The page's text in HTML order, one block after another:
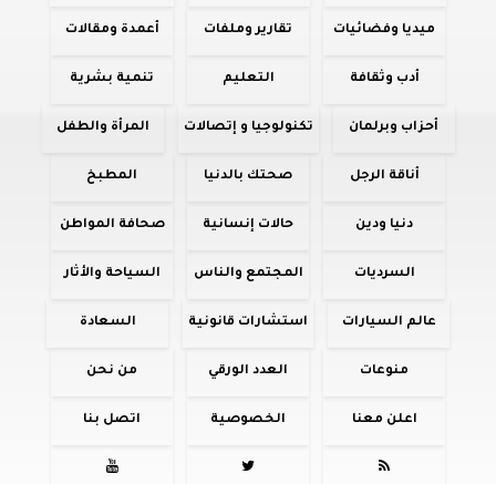
ميديا وفضائيات تقارير وملفات أعمدة ومقالات
أدب وثقافة التعليم تنمية بشرية
أحزاب وبرلمان تكنولوجيا و إتصالات المرأة والطفل
أناقة الرجل صحتك بالدنيا المطبخ
دنيا ودين حالات إنسانية صحافة المواطن
السرديات المجتمع والناس السياحة والأثار
عالم السيارات استشارات قانونية السعادة
منوعات العدد الورقي من نحن
اعلن معنا الخصوصية اتصل بنا


